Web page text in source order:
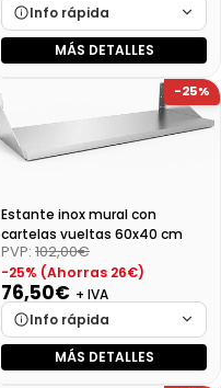
Info rápida
Marca
Cargando…
Cargando…
Disponibilidad
Cargando…
Precio final (+21%)
MÁS DETALLES
-25%
Estante inox mural con
cartelas vueltas 60x40 cm
PVP: 102,00€
-25% (Ahorras 26€)
76,50€ + IVA
Info rápida
Marca
Cargando…
MÁS DETALLES